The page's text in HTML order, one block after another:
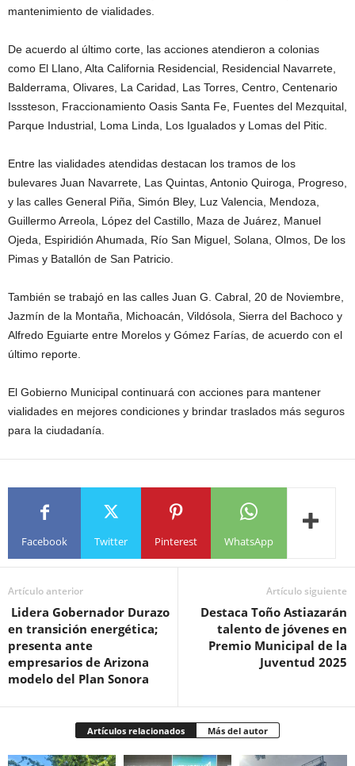
mantenimiento de vialidades.
De acuerdo al último corte, las acciones atendieron a colonias
como El Llano, Alta California Residencial, Residencial Navarrete,
Balderrama, Olivares, La Caridad, Las Torres, Centro, Centenario
Isssteson, Fraccionamiento Oasis Santa Fe, Fuentes del Mezquital,
Parque Industrial, Loma Linda, Los Igualados y Lomas del Pitic.
Entre las vialidades atendidas destacan los tramos de los
bulevares Juan Navarrete, Las Quintas, Antonio Quiroga, Progreso,
y las calles General Piña, Simón Bley, Luz Valencia, Mendoza,
Guillermo Arreola, López del Castillo, Maza de Juárez, Manuel
Ojeda, Espiridión Ahumada, Río San Miguel, Solana, Olmos, De los
Pimas y Batallón de San Patricio.
También se trabajó en las calles Juan G. Cabral, 20 de Noviembre,
Jazmín de la Montaña, Michoacán, Vildósola, Sierra del Bachoco y
Alfredo Eguiarte entre Morelos y Gómez Farías, de acuerdo con el
último reporte.
El Gobierno Municipal continuará con acciones para mantener
vialidades en mejores condiciones y brindar traslados más seguros
para la ciudadanía.
Facebook Twitter Pinterest WhatsApp
Artículo anterior
Lidera Gobernador Durazo
en transición energética;
presenta ante
empresarios de Arizona
modelo del Plan Sonora
Artículo siguiente
Destaca Toño Astiazarán
talento de jóvenes en
Premio Municipal de la
Juventud 2025
Artículos relacionados Más del autor